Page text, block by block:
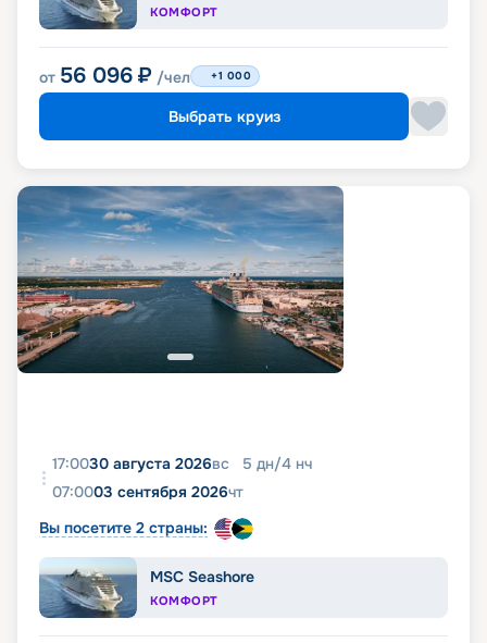
КОМФОРТ
от 56 096 ₽ /чел +1 000
Выбрать круиз
17:0030 августа 2026вс 5 дн/4 нч
07:0003 сентября 2026чт
Вы посетите 2 страны:
MSC Seashore
КОМФОРТ